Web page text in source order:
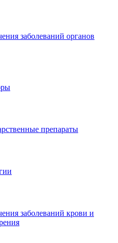
заболеваний органов
препараты
заболеваний крови и